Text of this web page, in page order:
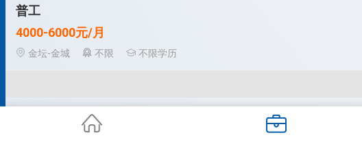
普工
4000-6000元/月
金坛-金城
不限 不限学历